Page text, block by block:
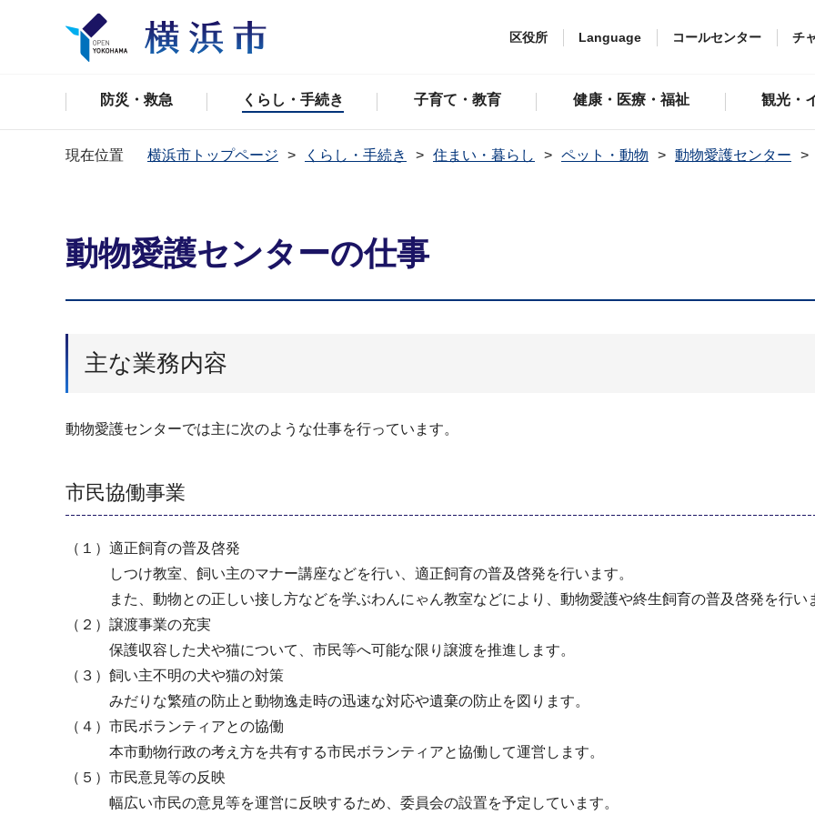
区役所 Language コールセンター チ
防災・救急 くらし・手続き 子育て・教育 健康・医療・福祉 観光・
現在位置 横浜市トップページ くらし・手続き 住まい・暮らし ペット・動物 動物愛護センター
動物愛護センターの仕事
主な業務内容
動物愛護センターでは主に次のような仕事を行っています。
市民協働事業
（１）適正飼育の普及啓発
しつけ教室、飼い主のマナー講座などを行い、適正飼育の普及啓発を行います。
また、動物との正しい接し方などを学ぶわんにゃん教室などにより、動物愛護や終生飼育の普及啓発を行い
（２）譲渡事業の充実
保護収容した犬や猫について、市民等へ可能な限り譲渡を推進します。
（３）飼い主不明の犬や猫の対策
みだりな繁殖の防止と動物逸走時の迅速な対応や遺棄の防止を図ります。
（４）市民ボランティアとの協働
本市動物行政の考え方を共有する市民ボランティアと協働して運営します。
（５）市民意見等の反映
幅広い市民の意見等を運営に反映するため、委員会の設置を予定しています。